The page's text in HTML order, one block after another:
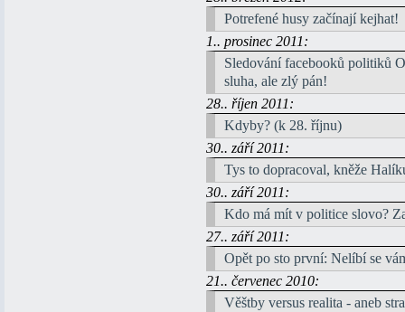
Potrefené husy začínají kejhat!
1.. prosinec 2011:
Sledování facebooků politiků
sluha, ale zlý pán!
28.. říjen 2011:
Kdyby? (k 28. říjnu)
30.. září 2011:
Tys to dopracoval, kněže
30.. září 2011:
Kdo má mít v politice slovo?
27.. září 2011:
Opět po sto první: Nelíbí se
21.. červenec 2010:
Věštby versus realita - aneb